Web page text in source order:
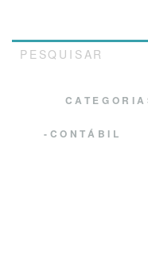
PESQUISAR
CONTÁBIL